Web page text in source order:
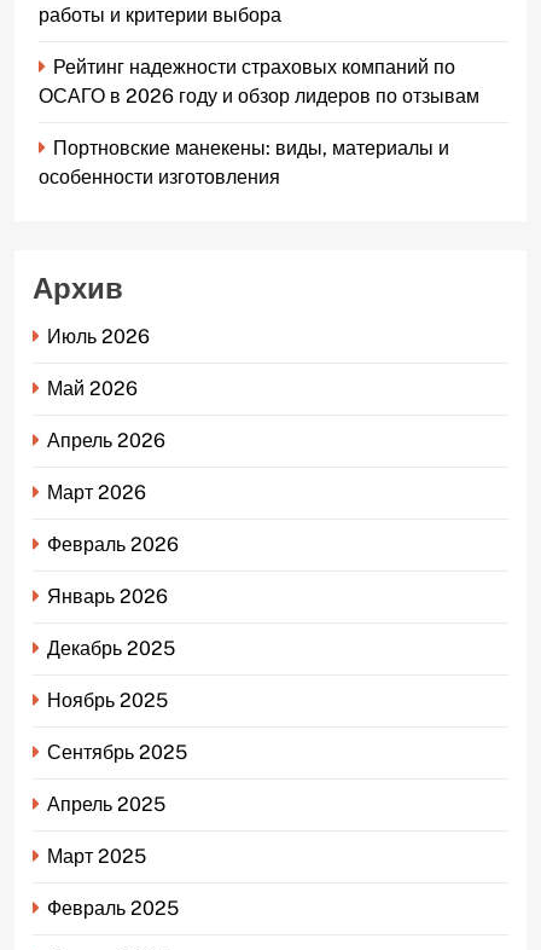
работы и критерии выбора
Рейтинг надежности страховых компаний по
ОСАГО в 2026 году и обзор лидеров по отзывам
Портновские манекены: виды, материалы и
особенности изготовления
Архив
Июль 2026
Май 2026
Апрель 2026
Март 2026
Февраль 2026
Январь 2026
Декабрь 2025
Ноябрь 2025
Сентябрь 2025
Апрель 2025
Март 2025
Февраль 2025